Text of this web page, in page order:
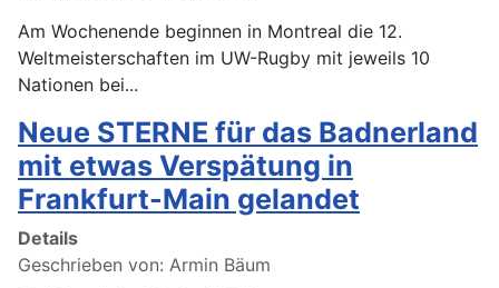
Am Wochenende beginnen in Montreal die 12.
Weltmeisterschaften im UW-Rugby mit jeweils 10
Nationen bei...
Neue STERNE für das Badnerland
mit etwas Verspätung in
Frankfurt-Main gelandet
Details
Geschrieben von: Armin Bäum